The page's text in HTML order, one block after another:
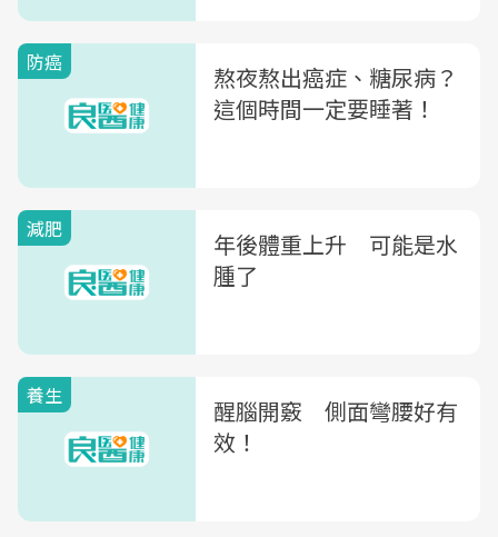
防癌
熬夜熬出癌症、糖尿病？
這個時間一定要睡著！
減肥
年後體重上升 可能是水
腫了
養生
醒腦開竅 側面彎腰好有
效！